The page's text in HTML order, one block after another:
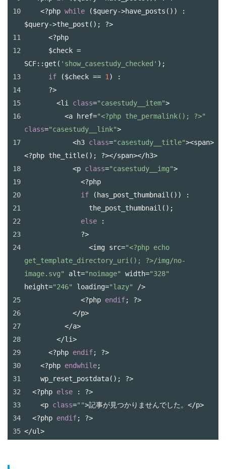
10
<?php while ($query->have_posts
$query->the_post (); ?>
11
<?php
12
$check =
SCF:: get ( 'show_casestudy_checked' );
13
if ($check == 1 ) :
14
?>
15
<li class="casestudy__item">
16
<a href="<?php the_permalink(); ?>"
class="casestudy__link">
17
<h3 class="casestudy__title"><span>
<?php the_title(); ?></span></h3>
18
<p class="casestudy__img">
19
<?php
20
if ( has_post_thumbnail ()) :
21
the_post_thumbnail ();
22
else :
23
?>
24
<img src="<?php echo
get_template_directory_uri(); ?>/img/no-
image.svg"
alt="noimage" width="328"
height="246" loading="lazy"
/>
25
<?php endif; ?>
26
</p>
27
</a>
28
</li>
29
<?php endif; ?>
30
<?php endwhile;
31
wp_reset_postdata(); ?>
32
<?php else : ?>
33
<p class="">記事が見つかりませんでした。 </p>
34
<?php endif; ?>
35 </ul>